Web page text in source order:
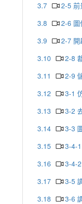
3.7
2-5 前
3.8
2-6 圖
3.9
2-7 開
3.10
2-8
3.11
2-9
3.12
3-1
3.13
3-2
3.14
3-3
3.15
3-4-
3.16
3-4-
3.17
3-5
3.18
3-6